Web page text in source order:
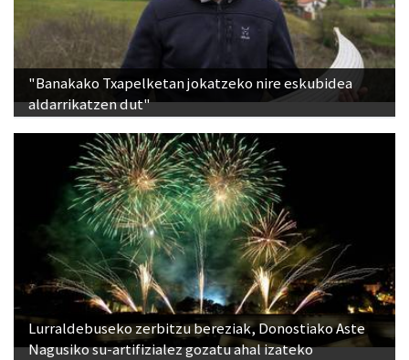
"Banakako Txapelketan jokatzeko nire eskubidea
aldarrikatzen dut"
Lurraldebuseko zerbitzu bereziak, Donostiako Aste
Nagusiko su-artifizialez gozatu ahal izateko